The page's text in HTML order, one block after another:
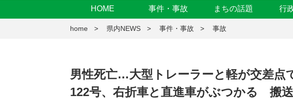
HOME 事件・事故 まちの話題 行
home 県内NEWS 事件・事故 事故
男性死亡…大型トレーラーと軽が交差
122号、右折車と直進車がぶつかる 搬